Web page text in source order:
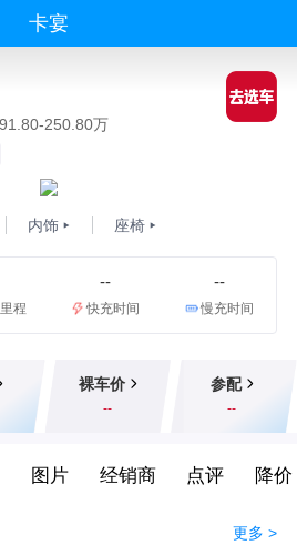
卡宴
250.80万
内饰 座椅
程
--
快充时间
--
慢充时间
裸车价
--
参配
--
图片 经销商 点评 降价
更多 >